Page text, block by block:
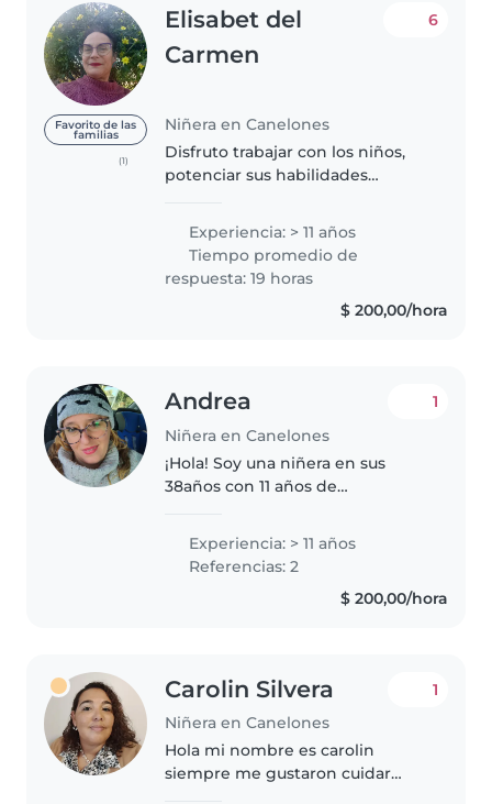
Favorito de las
familias
(1)
Elisabet del
Carmen
Niñera en Canelones
6
Disfruto trabajar con los niños,
potenciar sus habilidades
Ambiente saludable, de respeto
y comprensión. Soy esposa y
madre de un adolescente. No
tengo..
Experiencia: > 11 años
Tiempo promedio de
respuesta: 19 horas
$ 200,00/hora
Andrea
Niñera en Canelones
1
¡Hola! Soy una niñera en sus
38años con 11 años de
dibujar, leer cuentos, hacer
manualidades y jugar música con
Experiencia: > 11 años
Referencias: 2
$ 200,00/hora
Carolin Silvera
Niñera en Canelones
1
Hola mi nombre es carolin
siempre me gustaron cuidar